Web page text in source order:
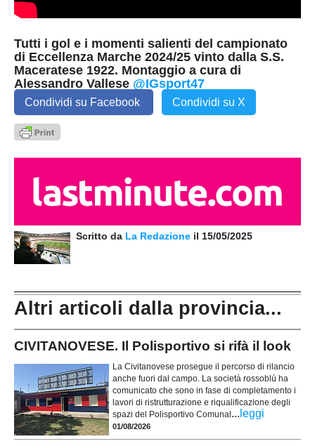
Tutti i gol e i momenti salienti del campionato
di Eccellenza Marche 2024/25 vinto dalla S.S.
Maceratese 1922. Montaggio a cura di
Alessandro Vallese ‪@IGsport47‬
Condividi su Facebook Condividi su X
Scritto da La Redazione il 15/05/2025
Altri articoli dalla provincia...
CIVITANOVESE. Il Polisportivo si rifà il look
La Civitanovese prosegue il percorso di rilancio
anche fuori dal campo. La società rossoblù ha
comunicato che sono in fase di completamento i
lavori di ristrutturazione e riqualificazione degli
spazi del Polisportivo Comunal... leggi
01/08/2026